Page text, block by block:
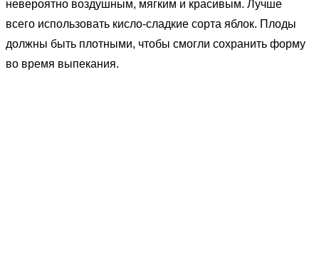
невероятно воздушным, мягким и красивым. Лучше
всего использовать кисло-сладкие сорта яблок. Плоды
должны быть плотными, чтобы смогли сохранить форму
во время выпекания.